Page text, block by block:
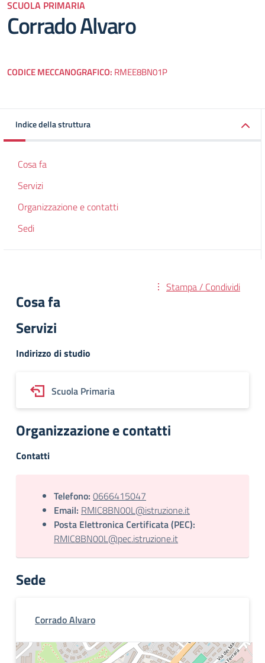
SCUOLA PRIMARIA
Corrado Alvaro
CODICE MECCANOGRAFICO: RMEE8BN01P
Indice della struttura
Cosa fa
Servizi
Organizzazione e contatti
Sedi
Stampa / Condividi
Cosa fa
Servizi
Indirizzo di studio
Scuola Primaria
Organizzazione e contatti
Contatti
Telefono: 0666415047
Email: RMIC8BN00L@istruzione.it
Posta Elettronica Certificata (PEC):
RMIC8BN00L@pec.istruzione.it
Sede
Corrado Alvaro